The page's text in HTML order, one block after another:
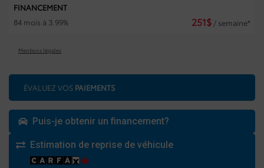
FINANCEMENT
84 mois à 3.99%
251$ / semaine*
Mentions légales
ÉVALUEZ VOS PAIEMENTS
Puis-je obtenir un financement?
Estimation de reprise de véhicule